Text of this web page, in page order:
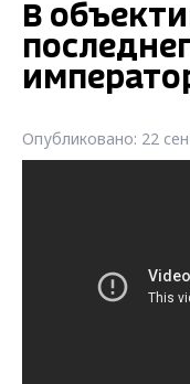
В
Опубликовано: 22